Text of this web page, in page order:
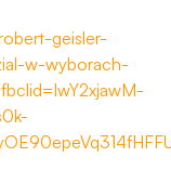
geisler-
w-wyborach-